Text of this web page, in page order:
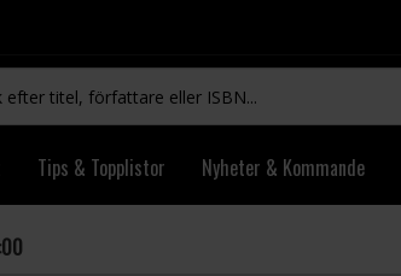
Tips & Topplistor Nyheter & Kommande